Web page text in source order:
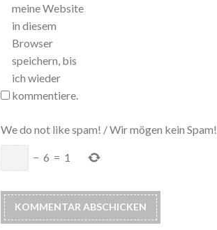
meine Website
in diesem
Browser
speichern, bis
ich wieder
kommentiere.
We do not like spam! / Wir mögen kein Spam!
− 6 = 1